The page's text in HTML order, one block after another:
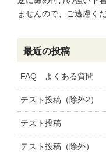
ませんので、ご遠慮くだ
最近の投稿
FAQ よくある質問
テスト投稿（除外2）
テスト投稿
テスト投稿（除外）